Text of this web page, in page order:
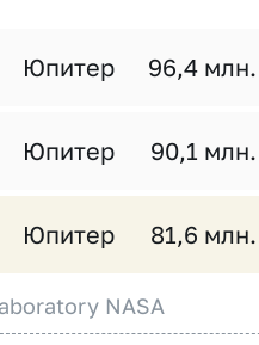
Юпитер 96,4
Юпитер 90,1
Юпитер 81,6
NASA